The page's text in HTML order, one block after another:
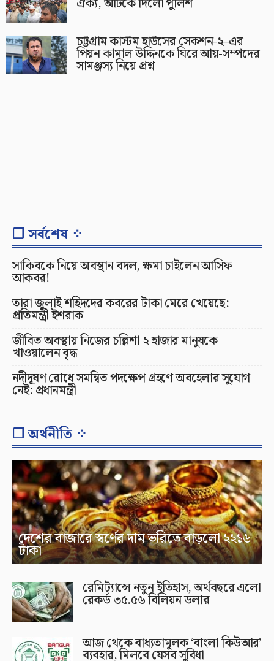
চট্টগ্রাম কাস্টম হাউসের সেকশন-২–এর
পিয়ন কামাল উদ্দিনকে ঘিরে আয়-সম্পদের
সামঞ্জস্য নিয়ে প্রশ্ন
❐ সর্বশেষ ⁘
সাকিবকে নিয়ে অবস্থান বদল, ক্ষমা চাইলেন আসিফ
আকবর!
তারা জুলাই শহিদদের কবরের টাকা মেরে খেয়েছে:
প্রতিমন্ত্রী ইশরাক
জীবিত অবস্থায় নিজের চল্লিশা ২ হাজার মানুষকে
খাওয়ালেন বৃদ্ধ
নদীদূষণ রোধে সমন্বিত পদক্ষেপ গ্রহণে অবহেলার সুযোগ
নেই: প্রধানমন্ত্রী
❐ অর্থনীতি ⁘
দেশের বাজারে স্বর্ণের দাম ভরিতে বাড়লো ২২১৬
টাকা
রেমিট্যান্সে নতুন ইতিহাস, অর্থবছরে এলো
রেকর্ড ৩৫.৫৬ বিলিয়ন ডলার
আজ থেকে বাধ্যতামূলক ‘বাংলা কিউআর’
ব্যবহার, মিলবে যেসব সুবিধা